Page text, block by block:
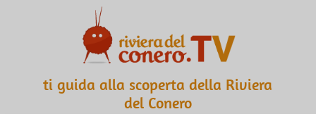
ti guida alla scoperta della Riviera
del Conero